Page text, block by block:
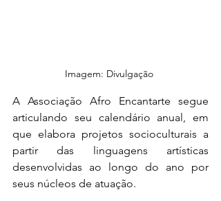
Imagem: Divulgação
A Associação Afro Encantarte segue
articulando seu calendário anual, em
que elabora projetos socioculturais a
partir das linguagens artísticas
desenvolvidas ao longo do ano por
seus núcleos de atuação.